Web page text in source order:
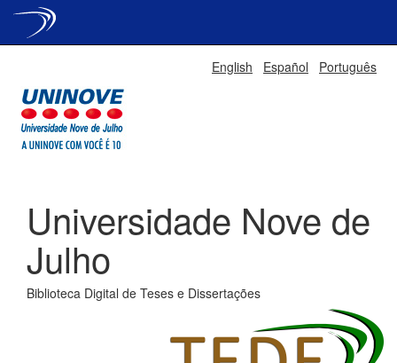
English Español Português
Universidade Nove de
Julho
Biblioteca Digital de Teses e Dissertações